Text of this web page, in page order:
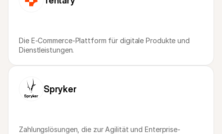
Die E-Commerce-Plattform für digitale Produkte und
Dienstleistungen.
Spryker
Zahlungslösungen, die zur Agilität und Enterprise-